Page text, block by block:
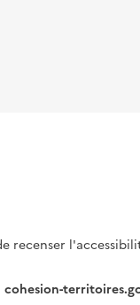
recenser
cohesion-